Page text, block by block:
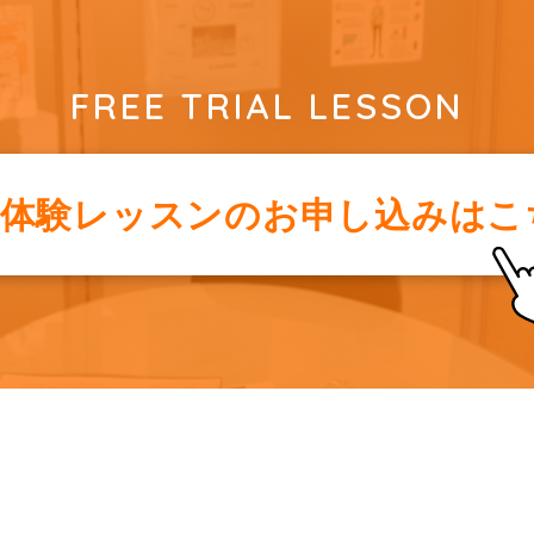
FREE TRIAL LESSON
験レッスンのお申し込みは